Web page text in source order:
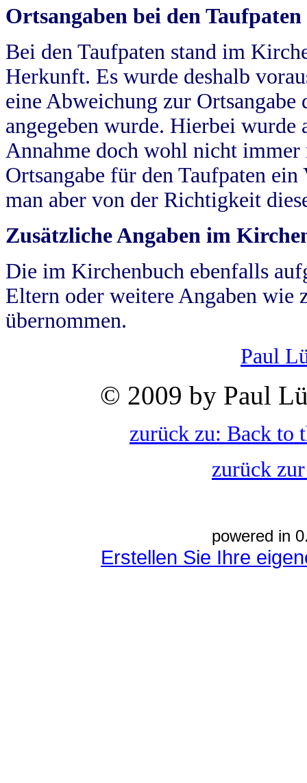
Ortsangaben bei den Taufpaten
Bei den Taufpaten stand im
Herkunft. Es wurde deshalb
eine Abweichung zur
angegeben wurde. Hierbei wurde
Annahme doch wohl nicht
Ortsangabe für den Taufpaten
man aber von der Richtigkeit
Zusätzliche Angaben im
Die im Kirchenbuch ebenfalls
Eltern oder weitere Angaben wie
übernommen.
Paul
© 2009 by Paul
zurück zu: Back to
zurück
powered in
Erstellen Sie Ihre